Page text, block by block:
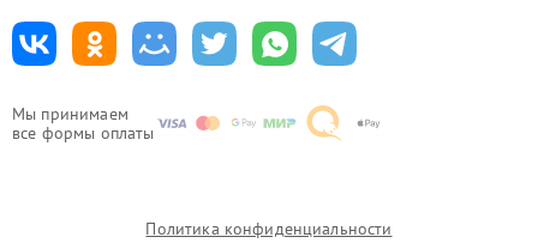
Мы принимаем
все формы оплаты
Политика конфиденциальности